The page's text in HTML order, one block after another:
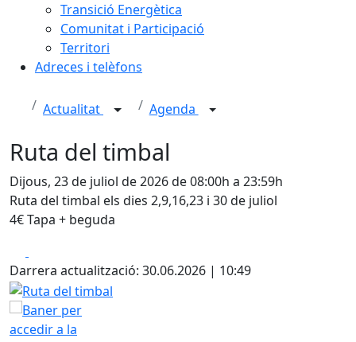
Transició Energètica
Comunitat i Participació
Territori
Adreces i telèfons
Actualitat Agenda
Ruta del timbal
Dijous, 23 de juliol de 2026 de 08:00h a 23:59h
Ruta del timbal els dies 2,9,16,23 i 30 de juliol
4€ Tapa + beguda
Darrera actualització: 30.06.2026 | 10:49
Ruta del timbal